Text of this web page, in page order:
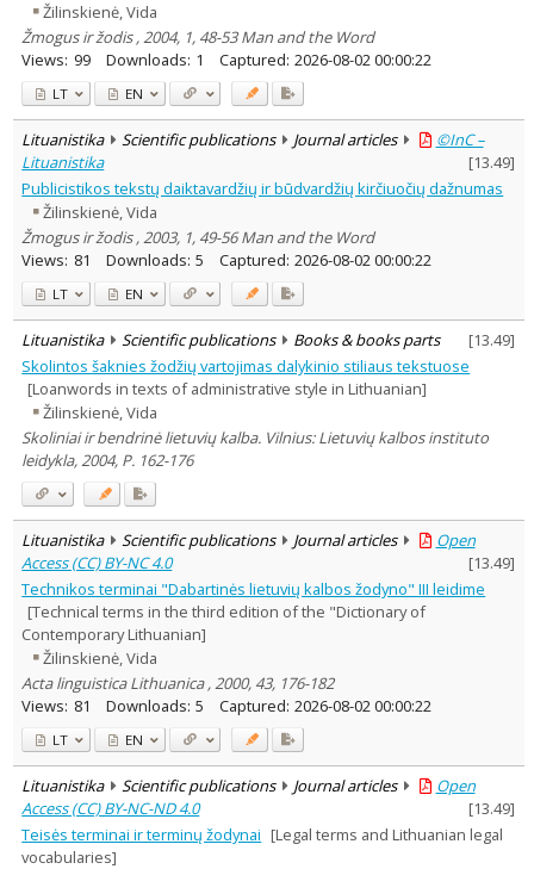
Žilinskienė, Vida
Žmogus ir žodis , 2004, 1, 48-53 Man and the Word
Views: 99 Downloads: 1 Captured: 2026-08-02 00:00:22
LT EN
Lituanistika Scientific publications Journal articles
©InC –
Lituanistika
[13.49]
Publicistikos tekstų daiktavardžių ir būdvardžių kirčiuočių dažnumas
Žilinskienė, Vida
Žmogus ir žodis , 2003, 1, 49-56 Man and the Word
Views: 81 Downloads: 5 Captured: 2026-08-02 00:00:22
LT EN
Lituanistika Scientific publications Books & books parts [13.49]
Skolintos šaknies žodžių vartojimas dalykinio stiliaus tekstuose
[Loanwords in texts of administrative style in Lithuanian]
Žilinskienė, Vida
Skoliniai ir bendrinė lietuvių kalba. Vilnius: Lietuvių kalbos instituto
leidykla, 2004, P. 162-176
Lituanistika Scientific publications Journal articles
Open
Access (CC) BY-NC 4.0
[13.49]
Technikos terminai "Dabartinės lietuvių kalbos žodyno" III leidime
[Technical terms in the third edition of the "Dictionary of
Contemporary Lithuanian]
Žilinskienė, Vida
Acta linguistica Lithuanica , 2000, 43, 176-182
Views: 81 Downloads: 5 Captured: 2026-08-02 00:00:22
LT EN
Lituanistika Scientific publications Journal articles
Open
Access (CC) BY-NC-ND 4.0
[13.49]
Teisės terminai ir terminų žodynai [Legal terms and Lithuanian legal
vocabularies]